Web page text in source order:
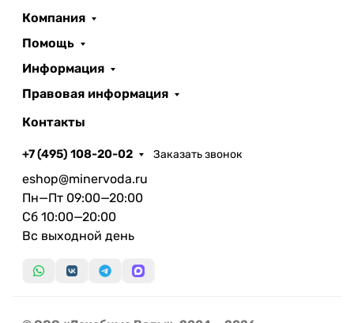
Компания
Помощь
Информация
Правовая информация
Контакты
+7 (495) 108-20-02 Заказать звонок
eshop@minervoda.ru
Пн—Пт 09:00—20:00
Сб 10:00—20:00
Вс выходной день